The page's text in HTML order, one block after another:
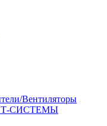
Вентиляторы
СИСТЕМЫ